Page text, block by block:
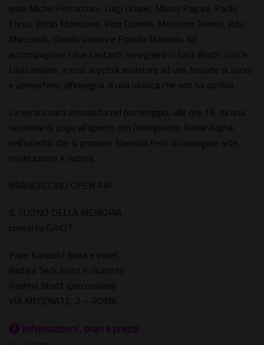
quali Michel Petrucciani, Luigi Cinque, Mauro Pagani, Paolo
Fresu, Ennio Morricone, Pino Daniele, Massimo Ranieri, Rita
Marcotulli, Ornella Vanoni e Fiorella Mannoia. Ad
accompagnare i due cantanti senegalesi ci sarà Bhatt, con le
tabla indiane, e così si potrà assistere ad una fusione di suoni
e atmosfere, all'insegna di una musica che non ha confini.
La serata sarà preceduta nel pomeriggio, alle ore 18, da una
sessione di yoga all'aperto con l'insegnante Nemir Adjina,
nell'intento che si propone Namuda Fest di coniugare arte,
meditazione e natura.
BRANCACCINO OPEN AIR
IL SUONO DELLA MEMORIA
concerto GRIOT
Pape Kanouté (kora e voce)
Badara Seck (voce e racconti)
Rashmi Bhatt (percussioni)
VIA MECENATE, 2 – ROMA
Informazioni, orari e prezzi